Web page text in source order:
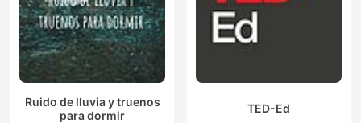
Ruido de lluvia y truenos
para dormir
TED-Ed